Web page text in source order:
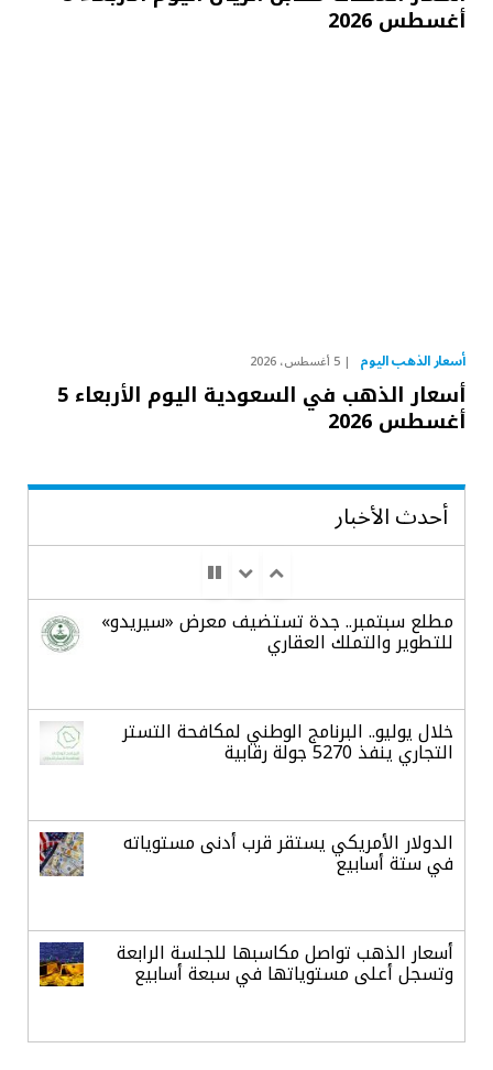
أغسطس 2026
أسعار الذهب اليوم 5 أغسطس، 2026
أسعار الذهب في السعودية اليوم الأربعاء 5
أغسطس 2026
أحدث الأخبار
مطلع سبتمبر.. جدة تستضيف معرض «سيريدو»
للتطوير والتملك العقاري
خلال يوليو.. البرنامج الوطني لمكافحة التستر
التجاري ينفذ 5270 جولة رقابية
الدولار الأمريكي يستقر قرب أدنى مستوياته
في ستة أسابيع
أسعار الذهب تواصل مكاسبها للجلسة الرابعة
وتسجل أعلى مستوياتها في سبعة أسابيع